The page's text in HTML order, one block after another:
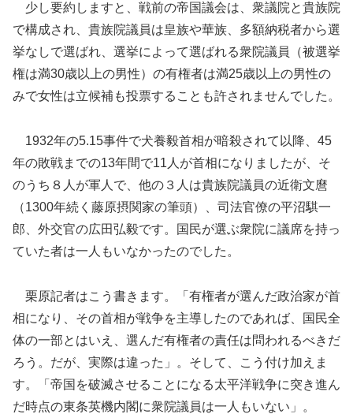
少し要約しますと、戦前の帝国議会は、衆議院と貴族院
で構成され、貴族院議員は皇族や華族、多額納税者から選
挙なしで選ばれ、選挙によって選ばれる衆院議員（被選挙
権は満30歳以上の男性）の有権者は満25歳以上の男性の
みで女性は立候補も投票することも許されませんでした。
1932年の5.15事件で犬養毅首相が暗殺されて以降、45
年の敗戦までの13年間で11人が首相になりましたが、そ
のうち８人が軍人で、他の３人は貴族院議員の近衛文麿
（1300年続く藤原摂関家の筆頭）、司法官僚の平沼騏一
郎、外交官の広田弘毅です。国民が選ぶ衆院に議席を持っ
ていた者は一人もいなかったのでした。
栗原記者はこう書きます。「有権者が選んだ政治家が首
相になり、その首相が戦争を主導したのであれば、国民全
体の一部とはいえ、選んだ有権者の責任は問われるべきだ
ろう。だが、実際は違った」。そして、こう付け加えま
す。「帝国を破滅させることになる太平洋戦争に突き進ん
だ時点の東条英機内閣に衆院議員は一人もいない」。